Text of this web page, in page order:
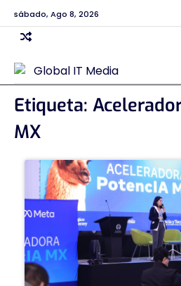
Skip
to
content
sábado, Ago 8, 2026
Etiqueta:
MX